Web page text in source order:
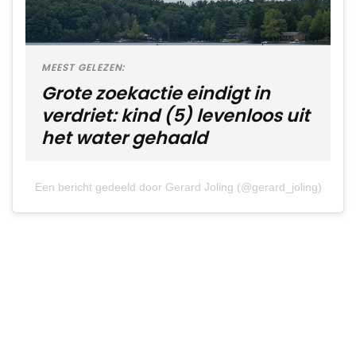
MEEST GELEZEN:
Grote zoekactie eindigt in
verdriet: kind (5) levenloos uit
het water gehaald
Een bericht gedeeld door Gerard Joling (@gerard_joling)